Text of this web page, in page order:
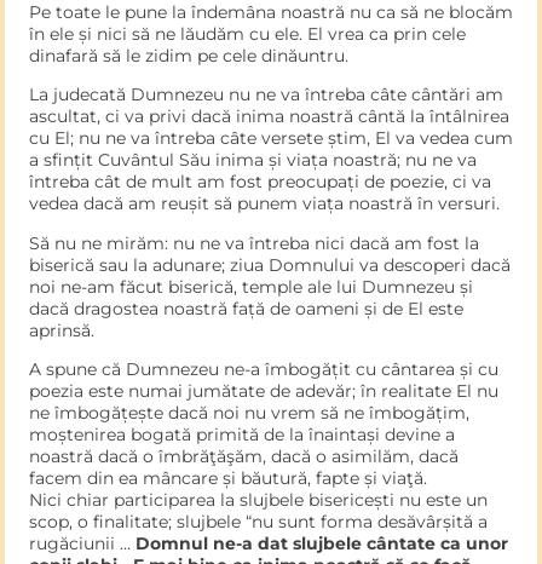
Pe toate le pune la îndemâna noastră nu ca să ne blocăm
în ele și nici să ne lăudăm cu ele. El vrea ca prin cele
dinafară să le zidim pe cele dinăuntru.
La judecată Dumnezeu nu ne va întreba câte cântări am
ascultat, ci va privi dacă inima noastră cântă la întâlnirea
cu El; nu ne va întreba câte versete știm, El va vedea cum
a sfințit Cuvântul Său inima și viața noastră; nu ne va
întreba cât de mult am fost preocupați de poezie, ci va
vedea dacă am reușit să punem viața noastră în versuri.
Să nu ne mirăm: nu ne va întreba nici dacă am fost la
biserică sau la adunare; ziua Domnului va descoperi dacă
noi ne-am făcut biserică, temple ale lui Dumnezeu și
dacă dragostea noastră față de oameni și de El este
aprinsă.
A spune că Dumnezeu ne-a îmbogățit cu cântarea și cu
poezia este numai jumătate de adevăr; în realitate El nu
ne îmbogățește dacă noi nu vrem să ne îmbogățim,
moștenirea bogată primită de la înaintași devine a
noastră dacă o îmbrăţăşăm, dacă o asimilăm, dacă
facem din ea mâncare și băutură, fapte și viaţă.
Nici chiar participarea la slujbele bisericești nu este un
scop, o finalitate; slujbele “nu sunt forma desăvârșită a
rugăciunii … Domnul ne-a dat slujbele cântate ca unor